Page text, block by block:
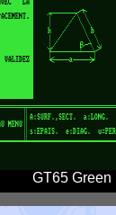
GT65 Green